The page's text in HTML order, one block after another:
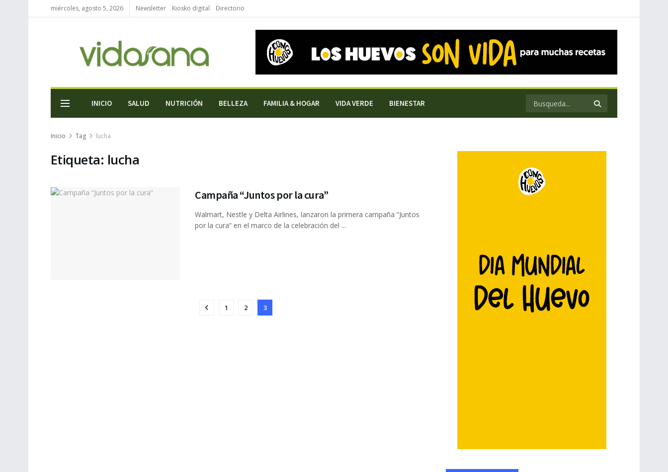
miércoles, agosto 5, 2026 Newsletter Kiosko digital Directorio
INICIO SALUD NUTRICIÓN BELLEZA FAMILIA & HOGAR VIDA VERDE BIENESTAR
Inicio Tag lucha
Etiqueta: lucha
Campaña “Juntos por la cura”
Walmart, Nestle y Delta Airlines, lanzaron la primera campaña “Juntos
por la cura” en el marco de la celebración del ...
1 2 3